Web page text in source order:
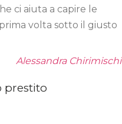
ci aiuta a capire le
volta sotto il giusto
Alessandra Chirimischi
prestito